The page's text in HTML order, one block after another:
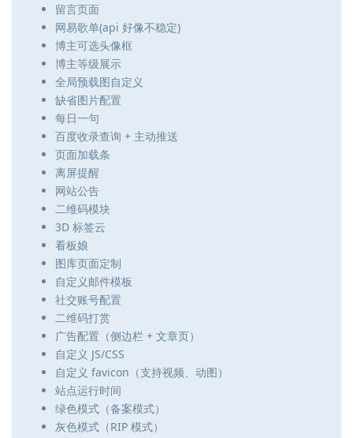
留言页面
网易歌单(api 好像不稳定)
博主可选头像框
博主等级展示
全局预载图自定义
缺省图片配置
每日一句
百度收录查询 + 主动推送
页面加载条
离屏提醒
网站公告
二维码模块
3D 标签云
看板娘
图库页面定制
自定义邮件模板
社交账号配置
二维码打赏
广告配置（侧边栏 + 文章页）
自定义 JS/CSS
自定义 favicon（支持视频、动图）
站点运行时间
绿色模式（备案模式）
灰色模式（RIP 模式）